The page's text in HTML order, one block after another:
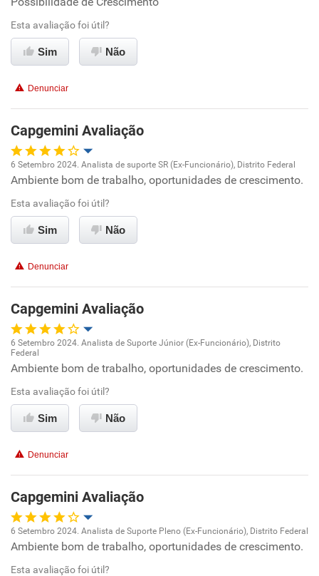
Ambiente de trabalho
Benefícios
Recomenda esta empresa
Esta avaliação foi útil?
Sim Não
Denunciar
Capgemini Avaliação
Oportunidade de promoção
Ambiente de trabalho
Benefícios
Recomenda esta empresa
6 Setembro 2024. Analista de suporte SR (Ex-Funcionário), Distrito Federal
Ambiente bom de trabalho, oportunidades de crescimento.
Esta avaliação foi útil?
Sim Não
Denunciar
Capgemini Avaliação
Oportunidade de promoção
Ambiente de trabalho
Conciliação com a vida familiar
Recomenda esta empresa
6 Setembro 2024. Analista de Suporte Júnior (Ex-Funcionário), Distrito
Federal
Ambiente bom de trabalho, oportunidades de crescimento.
Esta avaliação foi útil?
Sim Não
Denunciar
Capgemini Avaliação
Oportunidade de promoção
6 Setembro 2024. Analista de Suporte Pleno (Ex-Funcionário), Distrito Federal
Ambiente bom de trabalho, oportunidades de crescimento.
Esta avaliação foi útil?